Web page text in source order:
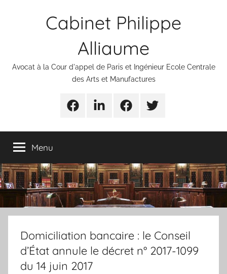
Cabinet Philippe
Alliaume
Avocat à la Cour d'appel de Paris et Ingénieur Ecole Centrale
des Arts et Manufactures
UrgencesLinkedinFacebookTwitter
Menu
Domiciliation bancaire : le Conseil
d’État annule le décret n° 2017-1099
du 14 juin 2017